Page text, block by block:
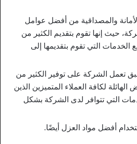
والمصداقية من أفضل عوامل
حيث إنها تقوم بتقديم الكثير من
الخدمات التي تقوم بتقديمها إلى
تعمل الشركة على توفير الكثير من
لكافة العملاء المتميزين الذين
التي تتوافر لدى الشركة بشكل
أفضل مواد العزل أيضًا.